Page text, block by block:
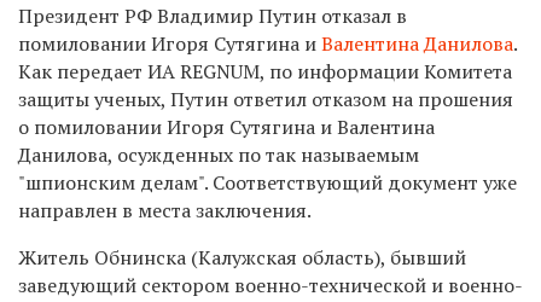
Президент РФ Владимир Путин отказал в
помиловании Игоря Сутягина иВалентина Данилова.
Как передает ИА REGNUM, по информации Комитета
защиты ученых, Путин ответил отказом на прошения
о помиловании Игоря Сутягина и Валентина
Данилова, осужденных по так называемым
"шпионским делам". Соответствующий документ уже
направлен в места заключения.
Житель Обнинска (Калужская область), бывший
заведующий сектором военно-технической и военно-